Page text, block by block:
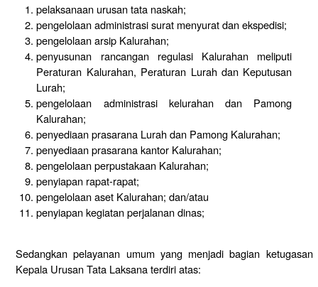
pelaksanaan urusan tata naskah;
pengelolaan administrasi surat menyurat dan ekspedisi;
pengelolaan arsip Kalurahan;
penyusunan rancangan regulasi Kalurahan meliputi
Peraturan Kalurahan, Peraturan Lurah dan Keputusan
Lurah;
pengelolaan administrasi kelurahan dan Pamong
Kalurahan;
penyediaan prasarana Lurah dan Pamong Kalurahan;
penyediaan prasarana kantor Kalurahan;
pengelolaan perpustakaan Kalurahan;
penyiapan rapat-rapat;
pengelolaan aset Kalurahan; dan/atau
penyiapan kegiatan perjalanan dinas;
Sedangkan pelayanan umum yang menjadi bagian ketugasan
Kepala Urusan Tata Laksana terdiri atas: